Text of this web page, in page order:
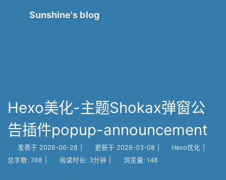
Sunshine's blog
Hexo美化-主题Shokax弹窗公
告插件popup-announcement
发表于 2026-06-28 更新于 2026-03-08 Hexo优化
总字数: 768 阅读时长: 3分钟 浏览量: 148